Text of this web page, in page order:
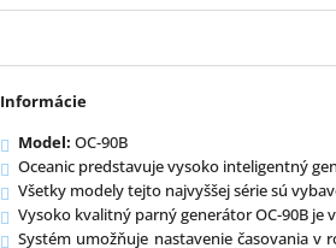
Informácie
Model: OC-90B
Oceanic predstavuje vysoko inteligentný
Všetky modely tejto najvyššej série sú
Vysoko kvalitný parný generátor OC-90B
Systém umožňuje nastavenie časovania